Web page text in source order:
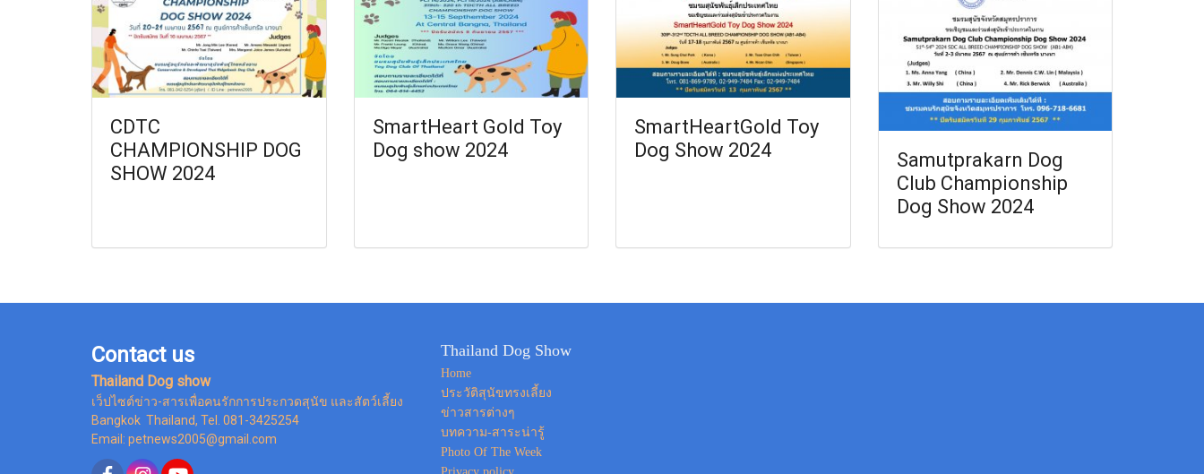
CDTC
CHAMPIONSHIP DOG
SHOW 2024
SmartHeart Gold Toy
Dog show 2024
SmartHeartGold Toy
Dog Show 2024
Samutprakarn Dog
Club Championship
Dog Show 2024
Contact us
Thailand Dog show
เว็ปไซต์ข่าว-สารเพื่อคนรักการประกวดสุนัข และสัตว์เลี้ยง
Bangkok Thailand, Tel. 081-3425254
Email: petnews2005@gmail.com
Thailand Dog Show
Home
ประวัติสุนัขทรงเลี้ยง
ข่าวสารต่างๆ
บทความ-สาระน่ารู้
Photo Of The Week